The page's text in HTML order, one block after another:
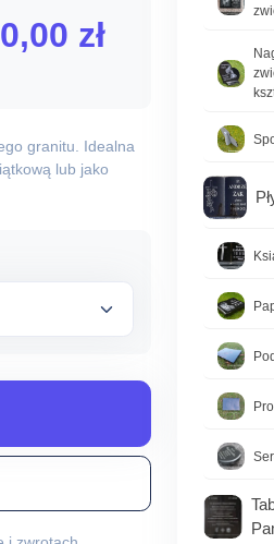
złZakres
od
100,00 zł
480,00 zł
granitu. Idealna
lub jako